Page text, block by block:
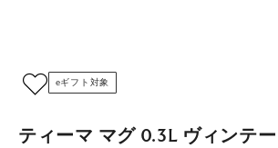
eギフト対象
ティーマ マグ 0.3L ヴィンテ